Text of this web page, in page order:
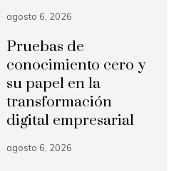
agosto 6, 2026
Pruebas de
conocimiento cero y
su papel en la
transformación
digital empresarial
agosto 6, 2026